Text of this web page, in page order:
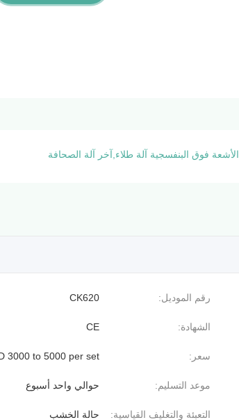
الأشعة فوق البنفسجية آلة طلاء,آخر آلة الصحافة
رقم الموديل: CK620
الشهادة: CE
سعر: 3000 to 5000 per set
موعد التسليم: حوالي واحد أسبوع
التعبئة والتغليف القياسية: حالة الخشب